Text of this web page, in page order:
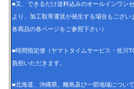
■又、できるだけ送料込みのオールインワン
より、加工取寄運賃が発生する場合もござい
各商品の各ページをご参照下さい）
■時間指定便（ヤマトタイムサービス・佐川
負担いただきます。
■北海道、沖縄県、離島及び一部地域につい